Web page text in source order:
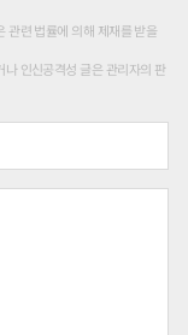
관련 법률에 의해 제재를 받을
인신공격성 글은 관리자의 판